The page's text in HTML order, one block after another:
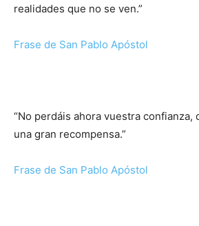
realidades que no se ven.”
Frase de San Pablo Apóstol
“No perdáis ahora vuestra confianza,
una gran recompensa.”
Frase de San Pablo Apóstol